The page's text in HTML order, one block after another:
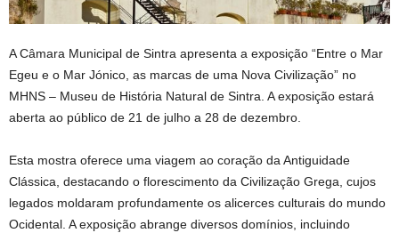
A Câmara Municipal de Sintra apresenta a exposição “Entre o Mar
Egeu e o Mar Jónico, as marcas de uma Nova Civilização” no
MHNS – Museu de História Natural de Sintra. A exposição estará
aberta ao público de 21 de julho a 28 de dezembro.
Esta mostra oferece uma viagem ao coração da Antiguidade
Clássica, destacando o florescimento da Civilização Grega, cujos
legados moldaram profundamente os alicerces culturais do mundo
Ocidental. A exposição abrange diversos domínios, incluindo